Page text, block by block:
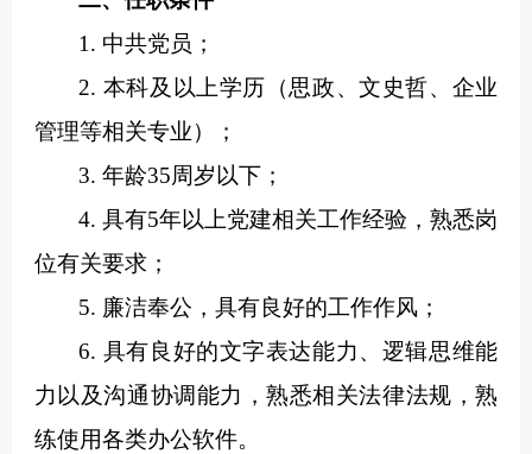
1. 中共党员；
2. 本科及以上学历（思政、文史哲、企业
管理等相关专业）；
3. 年龄35周岁以下；
4. 具有5年以上党建相关工作经验，熟悉岗
位有关要求；
5. 廉洁奉公，具有良好的工作作风；
6. 具有良好的文字表达能力、逻辑思维能
力以及沟通协调能力，熟悉相关法律法规，熟
练使用各类办公软件。